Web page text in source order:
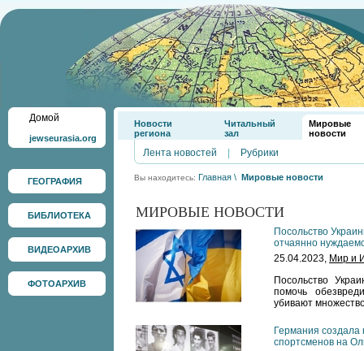
Домой
jewseurasia.org
ГЕОГРАФИЯ
БИБЛИОТЕКА
ВИДЕОАРХИВ
ФОТОАРХИВ
Новости
региона
Читальный
зал
Мировые
новости
Лента новостей Рубрики
Вы находитесь: Главная \ Мировые новости
МИРОВЫЕ НОВОСТИ
Посольство
отчаянно
25.04.2023, Мир и
Посольство
помочь
убивают
Германия создала
спортсменов на